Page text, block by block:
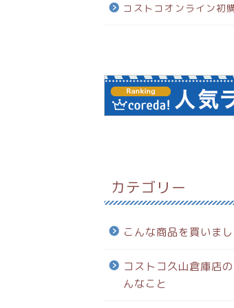
コストコオンライン初
カテゴリー
こんな商品を買いま
コストコ久山倉庫店
んなこと